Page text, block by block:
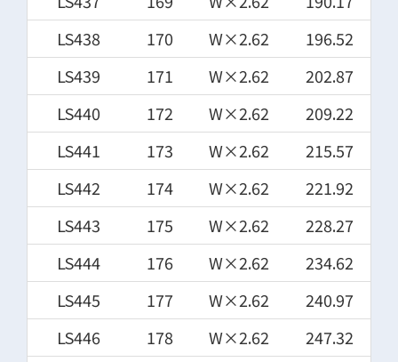
LS438
170 W×2.62
196.52
LS439
171 W×2.62
202.87
LS440
172 W×2.62
209.22
LS441
173 W×2.62
215.57
LS442
174 W×2.62
221.92
LS443
175 W×2.62
228.27
LS444
176 W×2.62
234.62
LS445
177 W×2.62
240.97
LS446
178 W×2.62
247.32